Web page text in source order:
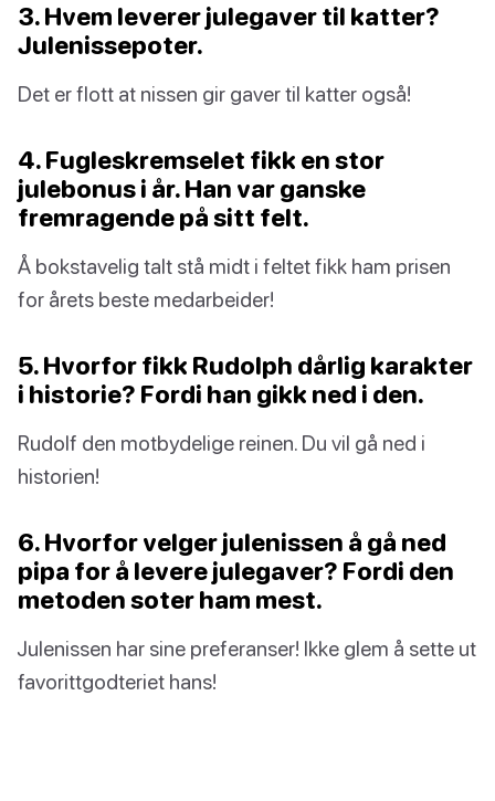
3. Hvem leverer julegaver til katter?
Julenissepoter.
Det er flott at nissen gir gaver til katter også!
4. Fugleskremselet fikk en stor
julebonus i år. Han var ganske
fremragende på sitt felt.
Å bokstavelig talt stå midt i feltet fikk ham prisen
for årets beste medarbeider!
5. Hvorfor fikk Rudolph dårlig karakter
i historie? Fordi han gikk ned i den.
Rudolf den motbydelige reinen. Du vil gå ned i
historien!
6. Hvorfor velger julenissen å gå ned
pipa for å levere julegaver? Fordi den
metoden soter ham mest.
Julenissen har sine preferanser! Ikke glem å sette ut
favorittgodteriet hans!